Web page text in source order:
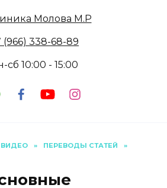
(966) 338-68-89
сб 10:00 - 15:00
ВИДЕО » ПЕРЕВОДЫ СТАТЕЙ
»